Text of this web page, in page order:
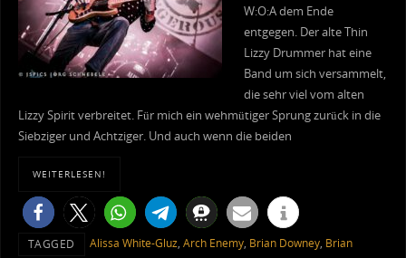
W:O:A dem Ende
entgegen. Der alte Thin
Lizzy Drummer hat eine
Band um sich versammelt,
die sehr viel vom alten
Lizzy Spirit verbreitet. Für mich ein wehmütiger Sprung zurück in die
Siebziger und Achtziger. Und auch wenn die beiden
WEITERLESEN!
TAGGED Alissa White-Gluz, Arch Enemy, Brian Downey, Brian